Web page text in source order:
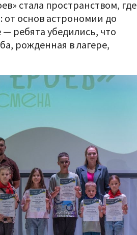
стала пространством, где
основ астрономии до
ребята убедились, что
рожденная в лагере,